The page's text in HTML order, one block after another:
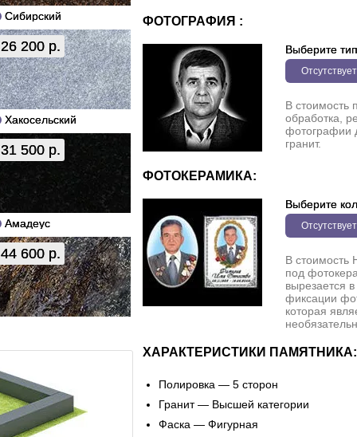
Сибирский
26 200 р.
Хакосельский
31 500 р.
Амадеус
44 600 р.
ФОТОГРАФИЯ :
Выберите тип
Отсутствует
В стоимость
обработка,
фотографии
гранит.
ФОТОКЕРАМИКА:
Выберите
Отсутствует
В стоимость
под
вырезается
фиксации
которая
ХАРАКТЕРИСТИКИ ПАМЯТНИКА:
Полировка — 5 сторон
Гранит — Высшей категории
Фаска — Фигурная